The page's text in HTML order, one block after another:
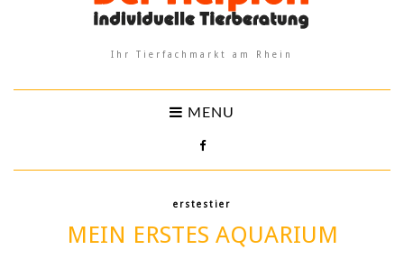
Ihr Tierfachmarkt am Rhein
MENU
erstestier
MEIN ERSTES AQUARIUM